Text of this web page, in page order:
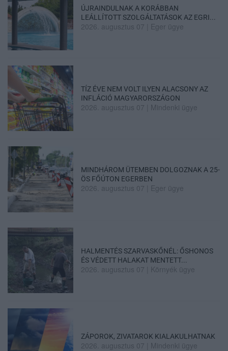
ÚJRAINDULNAK A KORÁBBAN
LEÁLLÍTOTT SZOLGÁLTATÁSOK AZ EGRI...
2026. augusztus 07 Eger ügye
TÍZ ÉVE NEM VOLT ILYEN ALACSONY AZ
INFLÁCIÓ MAGYARORSZÁGON
2026. augusztus 07 Mindenki ügye
MINDHÁROM ÜTEMBEN DOLGOZNAK A 25-
ÖS FŐÚTON EGERBEN
2026. augusztus 07 Eger ügye
HALMENTÉS SZARVASKŐNÉL: ŐSHONOS
ÉS VÉDETT HALAKAT MENTETT...
2026. augusztus 07 Környék ügye
ZÁPOROK, ZIVATAROK KIALAKULHATNAK
2026. augusztus 07 Mindenki ügye